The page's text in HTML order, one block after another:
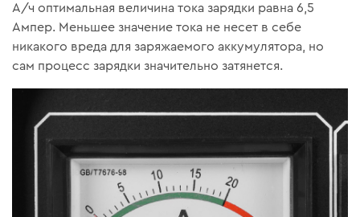
А/ч оптимальная величина тока зарядки равна 6,5
Ампер. Меньшее значение тока не несет в себе
никакого вреда для заряжаемого аккумулятора, но
сам процесс зарядки значительно затянется.